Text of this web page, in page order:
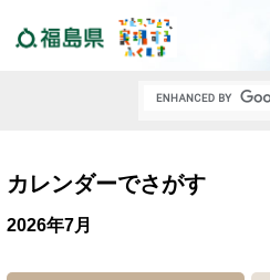
カレンダーでさがす
2026年7月